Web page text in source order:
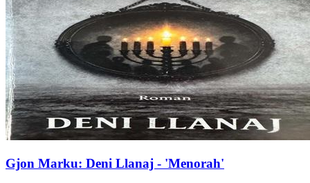
Gjon Marku: Deni Llanaj - 'Menorah'